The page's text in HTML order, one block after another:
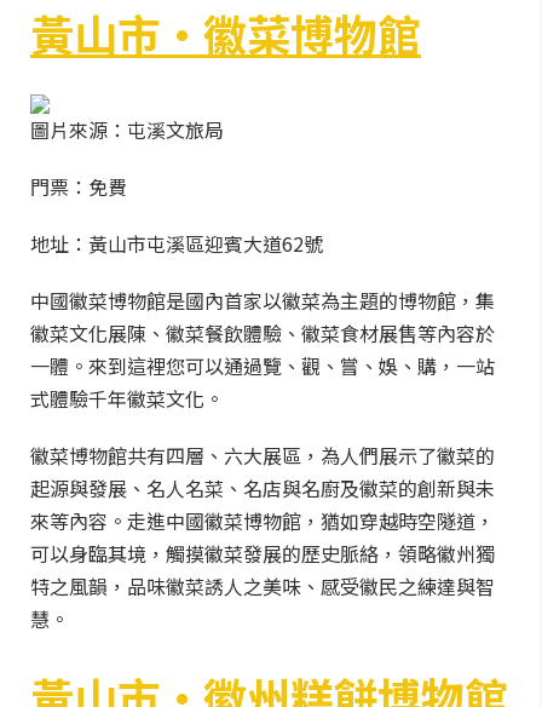
黃山市·徽菜博物館
圖片來源：屯溪文旅局
門票：免費
地址：黃山市屯溪區迎賓大道62號
中國徽菜博物館是國內首家以徽菜為主題的博物館，集
徽菜文化展陳、徽菜餐飲體驗、徽菜食材展售等內容於
一體。來到這裡您可以通過覽、觀、嘗、娛、購，一站
式體驗千年徽菜文化。
徽菜博物館共有四層、六大展區，為人們展示了徽菜的
起源與發展、名人名菜、名店與名廚及徽菜的創新與未
來等內容。走進中國徽菜博物館，猶如穿越時空隧道，
可以身臨其境，觸摸徽菜發展的歷史脈絡，領略徽州獨
特之風韻，品味徽菜誘人之美味、感受徽民之練達與智
慧。